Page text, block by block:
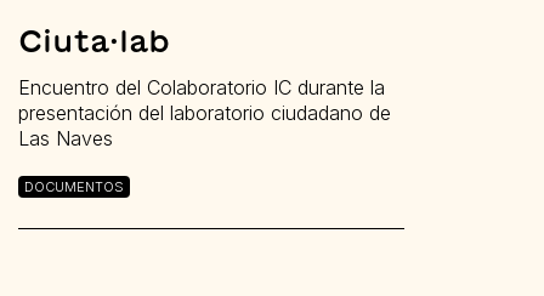
Ciuta·lab
Encuentro del Colaboratorio IC durante la
presentación del laboratorio ciudadano de
Las Naves
DOCUMENTOS